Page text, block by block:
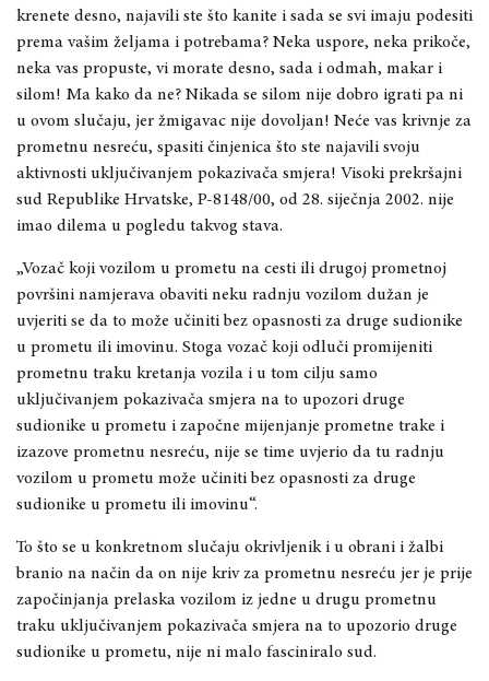
krenete desno, najavili ste što kanite i sada se svi imaju podesiti
prema vašim željama i potrebama? Neka uspore, neka prikoče,
neka vas propuste, vi morate desno, sada i odmah, makar i
silom! Ma kako da ne? Nikada se silom nije dobro igrati pa ni
u ovom slučaju, jer žmigavac nije dovoljan! Neće vas krivnje za
prometnu nesreću, spasiti činjenica što ste najavili svoju
aktivnosti uključivanjem pokazivača smjera! Visoki prekršajni
sud Republike Hrvatske, P-8148/00, od 28. siječnja 2002. nije
imao dilema u pogledu takvog stava.
„Vozač koji vozilom u prometu na cesti ili drugoj prometnoj
površini namjerava obaviti neku radnju vozilom dužan je
uvjeriti se da to može učiniti bez opasnosti za druge sudionike
u prometu ili imovinu. Stoga vozač koji odluči promijeniti
prometnu traku kretanja vozila i u tom cilju samo
uključivanjem pokazivača smjera na to upozori druge
sudionike u prometu i započne mijenjanje prometne trake i
izazove prometnu nesreću, nije se time uvjerio da tu radnju
vozilom u prometu može učiniti bez opasnosti za druge
sudionike u prometu ili imovinu“.
To što se u konkretnom slučaju okrivljenik i u obrani i žalbi
branio na način da on nije kriv za prometnu nesreću jer je prije
započinjanja prelaska vozilom iz jedne u drugu prometnu
traku uključivanjem pokazivača smjera na to upozorio druge
sudionike u prometu, nije ni malo fasciniralo sud.